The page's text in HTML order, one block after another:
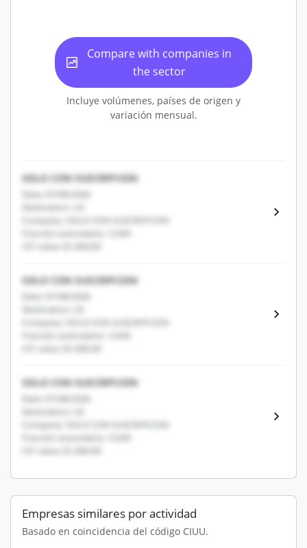
Compare with companies in
the sector
Incluye volúmenes, países de origen y
variación mensual.
SOLO CON SUSCRIPCION
Date: 07/08/2026
Destination: US
Company: SOLO CON SUSCRIPCION
Fracción arancelaria: 12345
CIF value: $1,000.00
SOLO CON SUSCRIPCION
Date: 07/08/2026
Destination: US
Company: SOLO CON SUSCRIPCION
Fracción arancelaria: 12345
CIF value: $1,000.00
SOLO CON SUSCRIPCION
Date: 07/08/2026
Destination: US
Company: SOLO CON SUSCRIPCION
Fracción arancelaria: 12345
CIF value: $1,000.00
Empresas similares por actividad
Basado en coincidencia del código CIUU.